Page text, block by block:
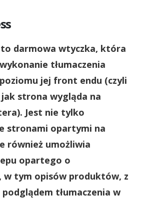
to darmowa wtyczka, która
tłumaczenia
jej front endu (czyli
strona wygląda na
Jest nie tylko
stronami opartymi na
również umożliwia
opartego o
w tym opisów produktów, z
tłumaczenia w